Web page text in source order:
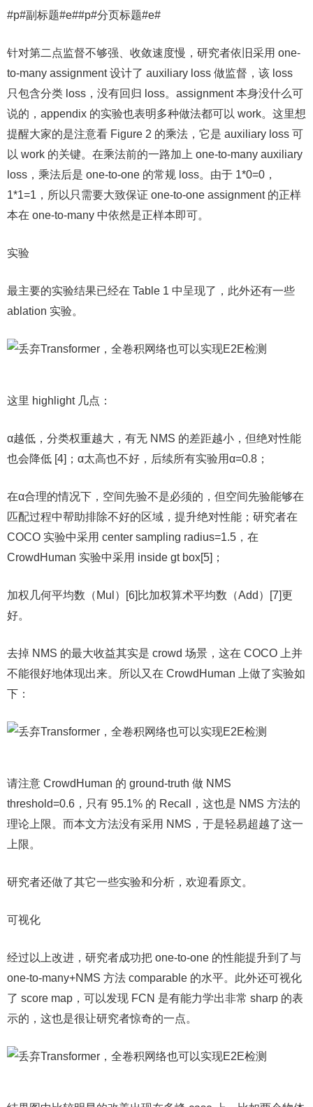
#p#副标题#e##p#分页标题#e#
针对第二点监督不够强、收敛速度慢，研究者依旧采用 one-
to-many assignment 设计了 auxiliary loss 做监督，该 loss
只包含分类 loss，没有回归 loss。assignment 本身没什么可
说的，appendix 的实验也表明多种做法都可以 work。这里想
提醒大家的是注意看 Figure 2 的乘法，它是 auxiliary loss 可
以 work 的关键。在乘法前的一路加上 one-to-many auxiliary
loss，乘法后是 one-to-one 的常规 loss。由于 1*0=0，
1*1=1，所以只需要大致保证 one-to-one assignment 的正样
本在 one-to-many 中依然是正样本即可。
实验
最主要的实验结果已经在 Table 1 中呈现了，此外还有一些
ablation 实验。
这里 highlight 几点：
α越低，分类权重越大，有无 NMS 的差距越小，但绝对性能
也会降低 [4]；α太高也不好，后续所有实验用α=0.8；
在α合理的情况下，空间先验不是必须的，但空间先验能够在
匹配过程中帮助排除不好的区域，提升绝对性能；研究者在
COCO 实验中采用 center sampling radius=1.5，在
CrowdHuman 实验中采用 inside gt box[5]；
加权几何平均数（Mul）[6]比加权算术平均数（Add）[7]更
好。
去掉 NMS 的最大收益其实是 crowd 场景，这在 COCO 上并
不能很好地体现出来。所以又在 CrowdHuman 上做了实验如
下：
请注意 CrowdHuman 的 ground-truth 做 NMS
threshold=0.6，只有 95.1% 的 Recall，这也是 NMS 方法的
理论上限。而本文方法没有采用 NMS，于是轻易超越了这一
上限。
研究者还做了其它一些实验和分析，欢迎看原文。
可视化
经过以上改进，研究者成功把 one-to-one 的性能提升到了与
one-to-many+NMS 方法 comparable 的水平。此外还可视化
了 score map，可以发现 FCN 是有能力学出非常 sharp 的表
示的，这也是很让研究者惊奇的一点。